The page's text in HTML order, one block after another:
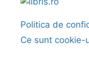
Politica de
Ce sunt cookie-